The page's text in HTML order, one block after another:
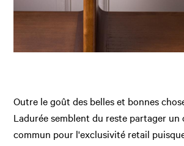
Outre le goût des belles et bonnes
Ladurée semblent du reste partager
commun pour l'exclusivité retail